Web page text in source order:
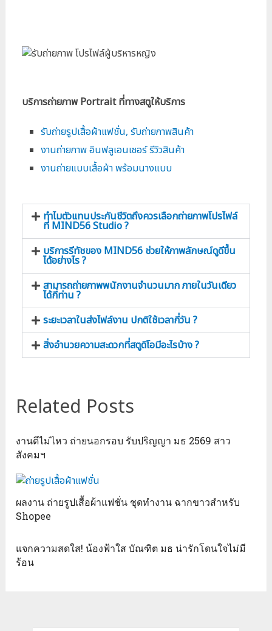
บริการถ่ายภาพ Portrait ที่ทางสตูให้บริการ
รับถ่ายรูปเสื้อผ้าแฟชั่น, รับถ่ายภาพสินค้า
งานถ่ายภาพ อินฟลูเอนเซอร์ รีวิวสินค้า
งานถ่ายแบบเสื้อผ้า พร้อมนางแบบ
ทำไมตัวแทนประกันชีวิตถึงควรเลือกถ่ายภาพโปรไฟล์
ที่ MIND56 Studio ?
บริการรีทัชของ MIND56 ช่วยให้ภาพลักษณ์ดูดีขึ้น
ได้อย่างไร ?
สามารถถ่ายภาพพนักงานจำนวนมาก ภายในวันเดียว
ได้กี่ท่าน ?
ระยะเวลาในส่งไฟล์งาน ปกติใช้เวลากี่วัน ?
สิ่งอำนวยความสะดวกที่สตูดิโอมีอะไรบ้าง ?
Related Posts
งานดีไม่ไหว ถ่ายนอกรอบ รับปริญญา มธ 2569 สาว
สังคมฯ
ผลงาน ถ่ายรูปเสื้อผ้าแฟชั่น ชุดทำงาน ฉากขาวสำหรับ
Shopee
แจกความสดใส! น้องฟ้าใส บัณฑิต มธ น่ารักโดนใจไม่มี
ร้อน